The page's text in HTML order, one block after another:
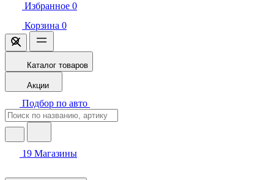
Избранное 0
Корзина 0
Каталог товаров
Акции
Подбор по авто
19 Магазины